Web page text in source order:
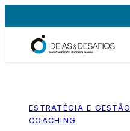
para
ESTRATÉGIA E GESTÃO
COACHING